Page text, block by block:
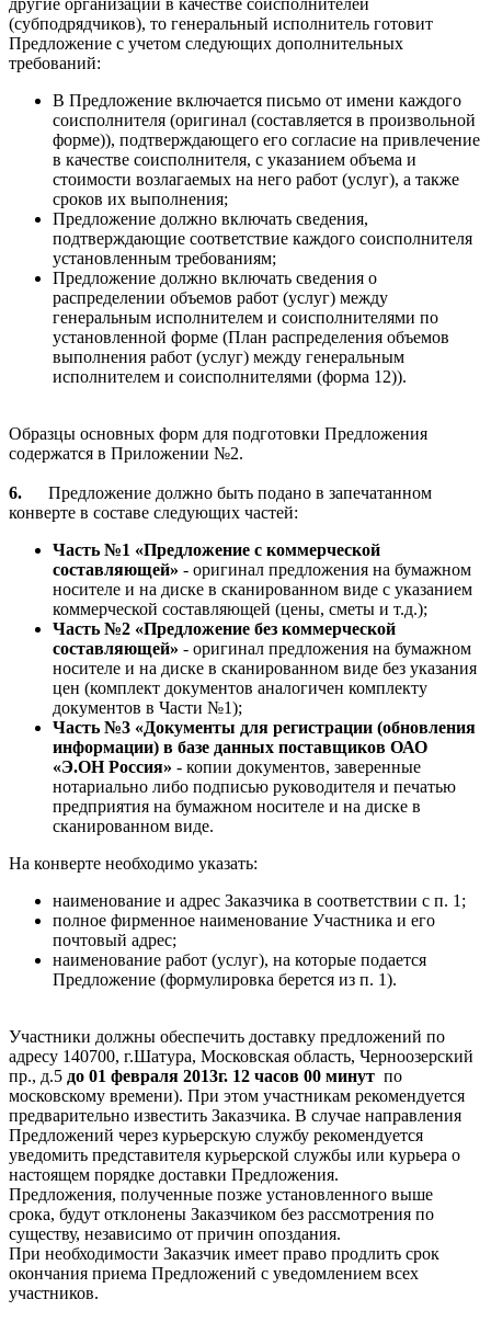
другие организации в качестве соисполнителей
(субподрядчиков), то генеральный исполнитель готовит
Предложение с учетом следующих дополнительных
требований:
В Предложение включается письмо от имени каждого
соисполнителя (оригинал (составляется в произвольной
форме)), подтверждающего его согласие на привлечение
в качестве соисполнителя, с указанием объема и
стоимости возлагаемых на него работ (услуг), а также
сроков их выполнения;
Предложение должно включать сведения,
подтверждающие соответствие каждого соисполнителя
установленным требованиям;
Предложение должно включать сведения о
распределении объемов работ (услуг) между
генеральным исполнителем и соисполнителями по
установленной форме (План распределения объемов
выполнения работ (услуг) между генеральным
исполнителем и соисполнителями (форма 12)).
Образцы основных форм для подготовки Предложения
содержатся в Приложении №2.
6.
Предложение должно быть подано в запечатанном
конверте в составе следующих частей:
Часть №1 «Предложение с коммерческой
составляющей» - оригинал предложения на бумажном
носителе и на диске в сканированном виде с указанием
коммерческой составляющей (цены, сметы и т.д.);
Часть №2 «Предложение без коммерческой
составляющей» - оригинал предложения на бумажном
носителе и на диске в сканированном виде без указания
цен (комплект документов аналогичен комплекту
документов в Части №1);
Часть №3 «Документы для регистрации (обновления
информации) в базе данных поставщиков ОАО
«Э.ОН Россия» - копии документов, заверенные
нотариально либо подписью руководителя и печатью
предприятия на бумажном носителе и на диске в
сканированном виде.
На конверте необходимо указать:
наименование и адрес Заказчика в соответствии с п. 1;
полное фирменное наименование Участника и его
почтовый адрес;
наименование работ (услуг), на которые подается
Предложение (формулировка берется из п. 1).
Участники должны обеспечить доставку предложений по
адресу 140700, г.Шатура, Московская область, Черноозерский
пр., д.5 до 01 февраля 2013г. 12 часов 00 минут по
московскому времени). При этом участникам рекомендуется
предварительно известить Заказчика. В случае направления
Предложений через курьерскую службу рекомендуется
уведомить представителя курьерской службы или курьера о
настоящем порядке доставки Предложения.
Предложения, полученные позже установленного выше
срока, будут отклонены Заказчиком без рассмотрения по
существу, независимо от причин опоздания.
При необходимости Заказчик имеет право продлить срок
окончания приема Предложений с уведомлением всех
участников.